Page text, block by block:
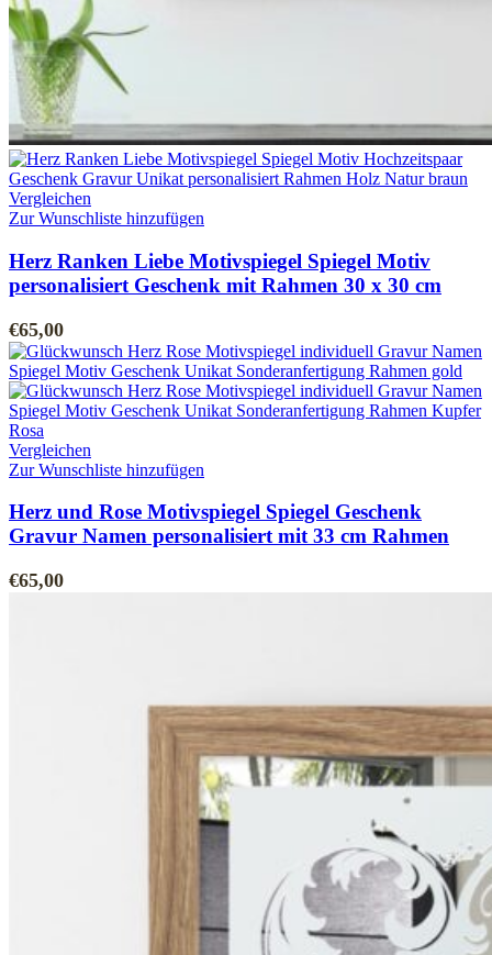
Vergleichen
Zur Wunschliste hinzufügen
Herz Ranken Liebe Motivspiegel Spiegel Motiv
personalisiert Geschenk mit Rahmen 30 x 30 cm
€65,00
Vergleichen
Zur Wunschliste hinzufügen
Herz und Rose Motivspiegel Spiegel Geschenk
Gravur Namen personalisiert mit 33 cm Rahmen
€65,00